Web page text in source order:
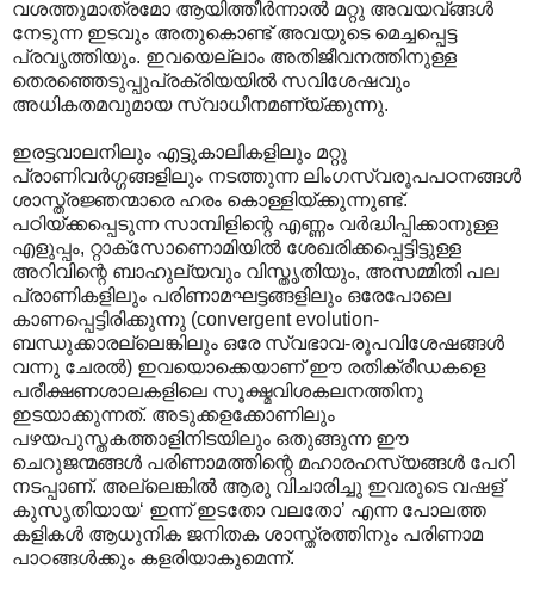
വശത്തുമാത്രമോ ആയിത്തീര്‍ന്നാല്‍ മറ്റു അവയവ്ങ്ങള്‍
നേടുന്ന ഇടവും അതുകൊണ്ട് അവയുടെ മെച്ചപ്പെട്ട
പ്രവൃത്തിയും. ഇവയെല്ലാം അതിജീവനത്തിനുള്ള
തെരഞ്ഞെടുപ്പുപ്രക്രിയയില്‍ സവിശേഷവും
അധികതമവുമായ സ്വാധീനമണ്യ്ക്കുന്നു.
ഇരട്ടവാലനിലും എട്ടുകാലികളിലും മറ്റു
പ്രാണിവര്‍ഗ്ഗങ്ങളിലും നടത്തുന്ന ലിംഗസ്വരൂപപഠനങ്ങള്‍‍
ശാസ്ത്രജ്ഞന്മാരെ ഹരം കൊള്ളിയ്ക്കുന്നുണ്ട്.
പഠിയ്ക്കപ്പെടുന്ന സാമ്പിളിന്റെ എണ്ണം വര്‍ദ്ധിപ്പിക്കാനുള്ള
എളുപ്പം, റ്റാക്സോണൊമിയില്‍ ശേഖരിക്കപ്പെട്ടിട്ടുള്ള
അറിവിന്റെ ബാഹുല്യവും വിസ്തൃതിയും, അസമ്മിതി പല
പ്രാണികളിലും പരിണാമഘട്ടങ്ങളിലും ഒരേപോലെ
കാണപ്പെട്ടിരിക്കുന്നു (convergent evolution-
ബന്ധുക്കാരല്ലെങ്കിലും ഒരേ സ്വഭാവ-രൂപവിശേഷങ്ങള്‍
വന്നു ചേരല്‍) ഇവയൊക്കെയാണ് ഈ രതിക്രീഡകളെ
പരീക്ഷണശാലകളിലെ സൂക്ഷ്മവിശകലനത്തിനു
ഇടയാക്കുന്നത്. അടുക്കളക്കോണിലും
പഴയപുസ്തകത്താളിനിടയിലും ഒതുങ്ങുന്ന ഈ
ചെറുജന്മങ്ങള്‍ പരിണാമത്തിന്റെ മഹാരഹസ്യങ്ങള്‍ പേറി
നടപ്പാണ്. അല്ലെങ്കില്‍ ആരു വിചാരിച്ചു ഇവരുടെ വഷള്
കുസൃതിയായ‘ ഇന്ന് ഇടതോ വലതോ’ എന്ന പോലത്ത
കളികള്‍ ആധുനിക ജനിതക ശാസ്ത്രത്തിനും പരിണാമ
പാഠങ്ങള്‍ക്കും കളരിയാകുമെന്ന്.